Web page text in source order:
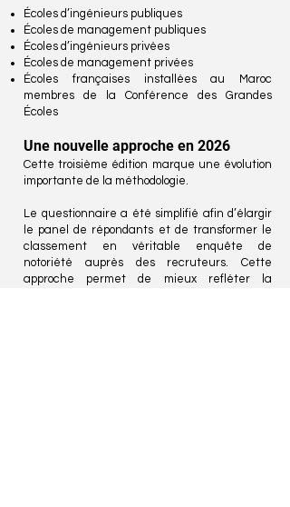
Écoles d’ingénieurs publiques
Écoles de management publiques
Écoles d’ingénieurs privées
Écoles de management privées
Écoles françaises installées au Maroc
membres de la Conférence des Grandes
Écoles
Une nouvelle approche en 2026
Cette troisième édition marque une évolution
importante de la méthodologie.
Le questionnaire a été simplifié afin d’élargir
le panel de répondants et de transformer le
classement en véritable enquête de
notoriété auprès des recruteurs. Cette
approche permet de mieux refléter la